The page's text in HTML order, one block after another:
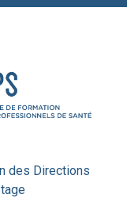
des Directions